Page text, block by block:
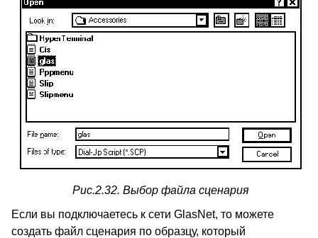
Рис.2.32. Выбор файла сценария
Если вы подключаетесь к сети GlasNet, то можете
создать файл сценария по образцу, который